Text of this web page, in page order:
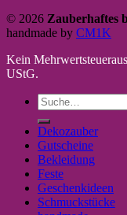
© 2026 Zauberhaftes
handmade by CM1K
Kein
UStG.
Suche
nach:
Dekozauber
Gutscheine
Bekleidung
Feste
Geschenkideen
Schmuckstücke